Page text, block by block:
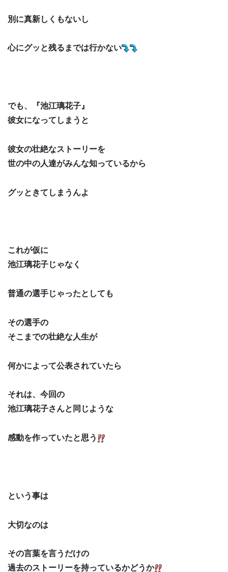
別に真新しくもないし
心にグッと残るまでは行かない
でも、『池江璃花子』
彼女になってしまうと
彼女の壮絶なストーリーを
世の中の人達がみんな知っているから
グッときてしまうんよ
これが仮に
池江璃花子じゃなく
普通の選手じゃったとしても
その選手の
そこまでの壮絶な人生が
何かによって公表されていたら
それは、今回の
池江璃花子さんと同じような
感動を作っていたと思う
という事は
大切なのは
その言葉を言うだけの
過去のストーリーを持っているかどうか